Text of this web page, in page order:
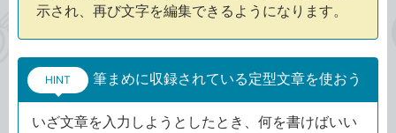
示され、再び文字を編集できるようになります。
HINT 筆まめに収録されている定型文章を使おう
いざ文章を入力しようとしたとき、何を書けばいい